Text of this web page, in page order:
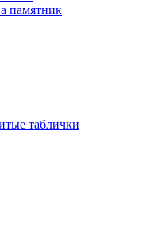
памятник
таблички